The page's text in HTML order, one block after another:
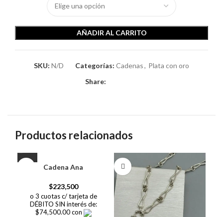
AÑADIR AL CARRITO
SKU: N/D Categorías: Cadenas, Plata con oro
Share:
Productos relacionados
Cadena Ana
$223,500
o 3 cuotas c/ tarjeta de
DÉBITO SIN interés de:
$74,500.00 con